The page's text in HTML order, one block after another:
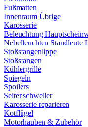
Fußmatten
Innenraum Übrige
Karosserie
Beleuchtung
Nebelleuchten Standleute
Stoßstangenlippe
Stoßstangen
Kühlergrille
Spiegeln
Spoilers
Seitenschweller
Karosserie reparieren
Kotflügel
Motorhauben & Zubehör